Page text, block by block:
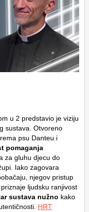
u 2 predstavio je viziju
sustava. Otvoreno
psu Danteu i
pomaganja
za gluhu djecu do
Iako zagovara
njegov pristup
ljudsku ranjivost
sustava nužno kako
HRT